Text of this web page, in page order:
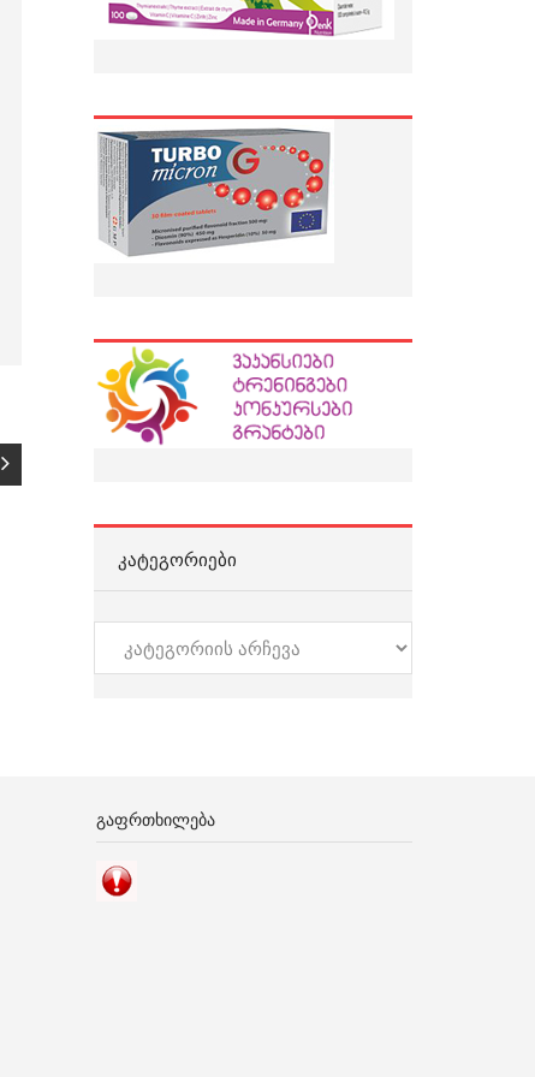
ᲙᲐᲢᲔᲒᲝᲠᲘᲔᲑᲘ
კატეგორიები
ᲒᲐᲤᲠᲗᲮᲘᲚᲔᲑᲐ